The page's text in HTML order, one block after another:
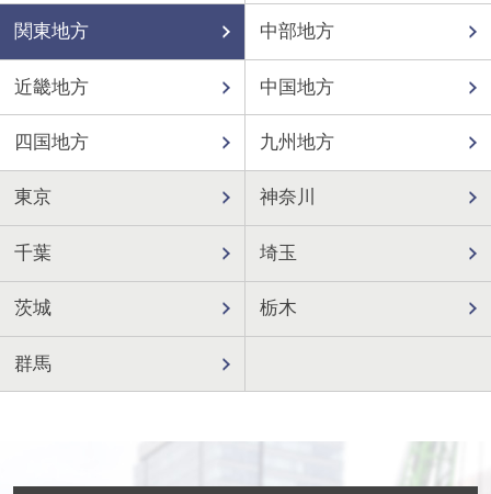
関東地方 中部地方
近畿地方 中国地方
四国地方 九州地方
東京 神奈川
千葉 埼玉
茨城 栃木
群馬